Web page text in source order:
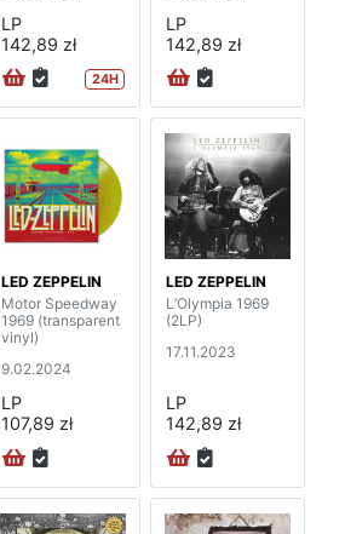
LP
142,89 zł
24H
LP
142,89 zł
LED ZEPPELIN
Motor Speedway
1969 (transparent
vinyl)
9.02.2024
LP
107,89 zł
LED ZEPPELIN
L’Olympia 1969
(2LP)
17.11.2023
LP
142,89 zł